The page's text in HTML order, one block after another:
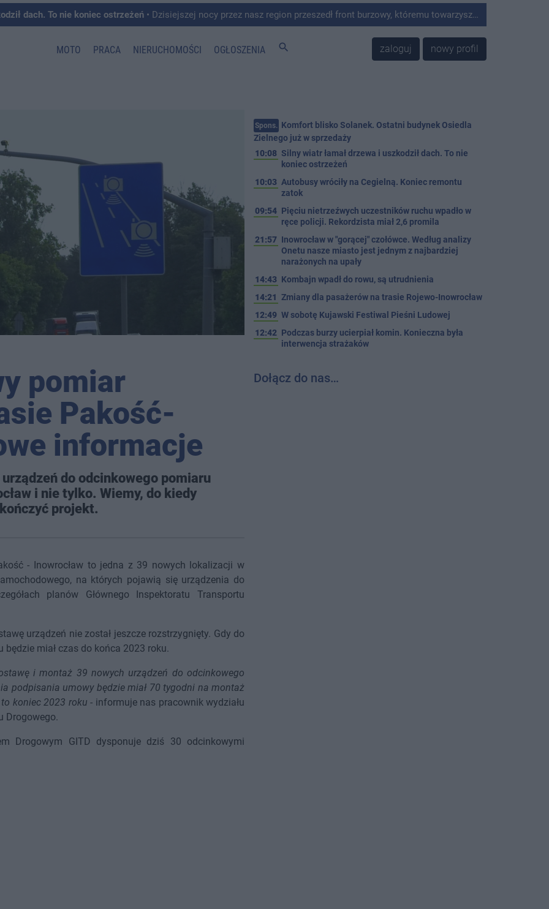
dach. To nie koniec ostrzeżeń • Dzisiejszej nocy przez nasz region przeszedł front burzowy, któremu towarzyszyły intensywne opady deszczu oraz silny wiatr. W wyniku niekorzystnych warunków atmosferycznych strażacy z terenu powiatu interweniowali 13 razy.
MOTO PRACA NIERUCHOMOŚCI OGŁOSZENIA search zaloguj nowy profil
pomiar
Pakość-
informacje
do odcinkowego pomiaru
i nie tylko. Wiemy, do kiedy
projekt.
- Inowrocław to jedna z 39 nowych lokalizacji w
na których pojawią się urządzenia do
planów Głównego Inspektoratu Transportu
urządzeń nie został jeszcze rozstrzygnięty. Gdy do
miał czas do końca 2023 roku.
i montaż 39 nowych urządzeń do odcinkowego
podpisania umowy będzie miał 70 tygodni na montaż
koniec 2023 roku - informuje nas pracownik wydziału
Drogowego.
Drogowym GITD dysponuje dziś 30 odcinkowymi
Spons. Komfort blisko Solanek. Ostatni budynek Osiedla
Zielnego już w sprzedaży
10:08 Silny wiatr łamał drzewa i uszkodził dach. To nie
koniec ostrzeżeń
10:03 Autobusy wróciły na Cegielną. Koniec remontu
zatok
09:54 Pięciu nietrzeźwych uczestników ruchu wpadło w
ręce policji. Rekordzista miał 2,6 promila
21:57 Inowrocław w "gorącej" czołówce. Według analizy
Onetu nasze miasto jest jednym z najbardziej
narażonych na upały
14:43 Kombajn wpadł do rowu, są utrudnienia
14:21 Zmiany dla pasażerów na trasie Rojewo-Inowrocław
12:49 W sobotę Kujawski Festiwal Pieśni Ludowej
12:42 Podczas burzy ucierpiał komin. Konieczna była
interwencja strażaków
Dołącz do nas…